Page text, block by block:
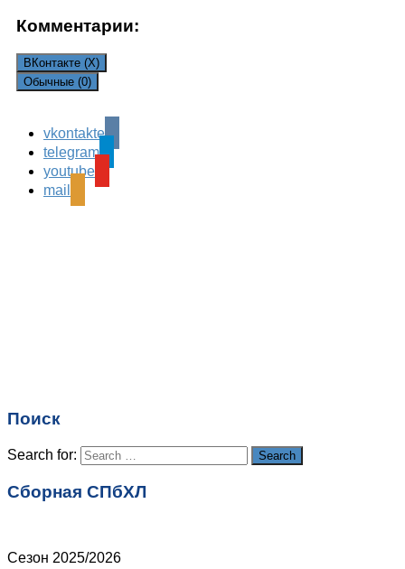
Комментарии:
ВКонтакте (X)
Обычные (0)
Leave a Reply
Ваш адрес email не будет опубликован.
поля помечены
vkontakte
telegram
youtube
mail
Поиск
Search for: Search
Сборная СПбХЛ
Сезон 2025/2026